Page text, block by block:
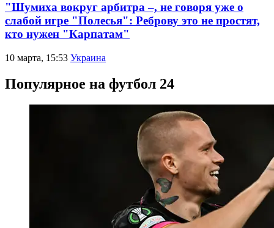
"Шумиха вокруг арбитра –, не говоря уже о
слабой игре "Полесья": Реброву это не простят,
кто нужен "Карпатам"
10 марта, 15:53 Украина
Популярное на футбол 24